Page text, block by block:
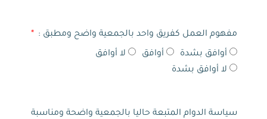
مفهوم العمل كفريق واحد بالجمعية واضح ومطبق :
أوافق بشدة أوافق
لا أوافق
لا أوافق بشدة
سياسة الدوام المتبعة حاليا بالجمعية واضحة ومناسبة